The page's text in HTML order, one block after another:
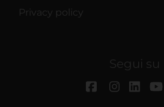
Privacy policy
Segui su